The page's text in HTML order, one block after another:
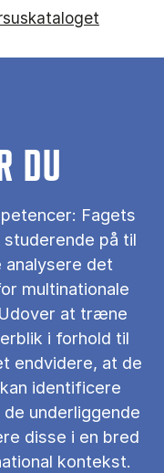
DU
Fagets
på til
det
multinationale
at træne
i forhold til
endvidere, at de
identificere
underliggende
disse i en bred
kontekst.